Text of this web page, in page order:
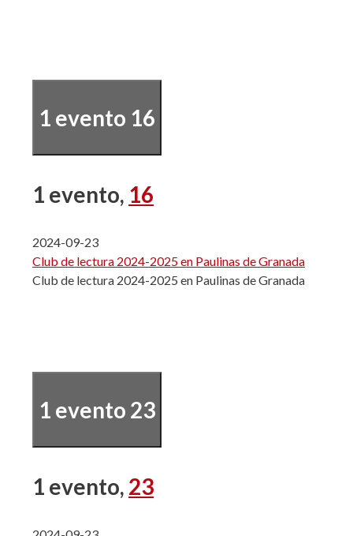
1 evento 16
1 evento, 16
2024-09-23
Club de lectura 2024-2025 en Paulinas de Granada
Club de lectura 2024-2025 en Paulinas de Granada
1 evento 23
1 evento, 23